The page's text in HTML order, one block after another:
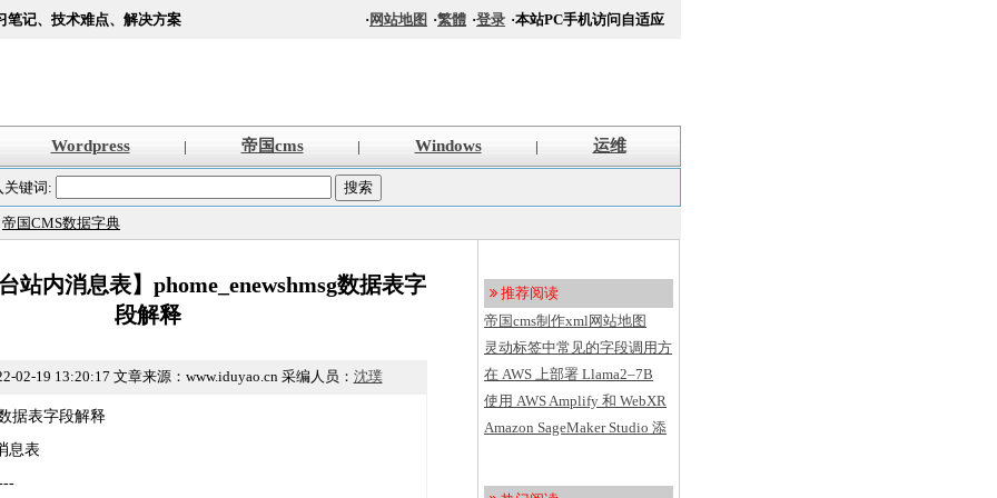
笔记、技术难点、解决方案 · 网站地图 ·繁體 ·登录 ·本站PC手机访问自适应
Wordpress | 帝国cms | Windows | 运维
关键词:
帝国CMS数据字典
站内消息表】phome_enewshmsg数据表字
段解释
02-19 13:20:17 文章来源：www.iduyao.cn 采编人员： 沈璞
据表字段解释
息表
推荐阅读
帝国cms制作xml网站地图
sitemap方法
灵动标签中常见的字段调用方
法汇总
在 AWS 上部署 Llama2–7B
使用 AWS Amplify 和 WebXR
创建具有用户洞察的 VR 应用
Amazon SageMaker Studio 添